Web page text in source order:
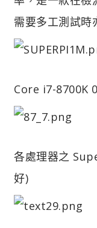
需要多工測試時
Core i7-8700K
各處理器之
好)